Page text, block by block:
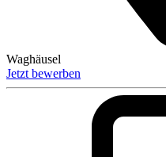
Waghäusel
Jetzt bewerben